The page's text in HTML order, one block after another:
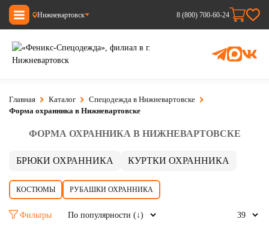
Нижневартовск 8 (800) 700-60-24
Главная Каталог
Спецодежда в Нижневартовске
Форма охранника в Нижневартовске
ФОРМА ОХРАННИКА В НИЖНЕВАРТОВСКЕ
БРЮКИ ОХРАННИКА КУРТКИ ОХРАННИКА
КОСТЮМЫ РУБАШКИ ОХРАННИКА
Фильтры